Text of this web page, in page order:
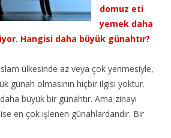
domuz eti
yemek daha
Hangisi daha büyük günahtır?
ülkesinde az veya çok yenmesiyle,
günah olmasının hiçbir ilgisi yoktur.
büyük bir günahtır. Ama zinayı
en çok işlenen günahlardandır. Bir